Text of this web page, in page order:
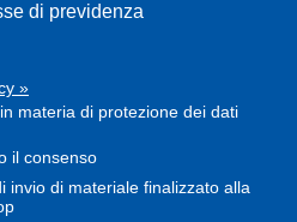
di previdenza
»
materia di protezione dei dati
il consenso
invio di materiale finalizzato alla